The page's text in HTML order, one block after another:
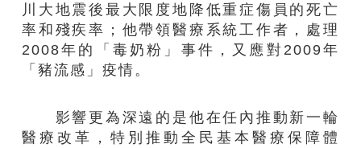
川大地震後最大限度地降低重症傷員的死亡
率和殘疾率；他帶領醫療系統工作者，處理
2008年的「毒奶粉」事件，又應對2009年
「豬流感」疫情。
影響更為深遠的是他在任內推動新一輪
醫療改革，特別推動全民基本醫療保障體